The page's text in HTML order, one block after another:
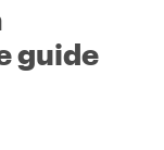
guide